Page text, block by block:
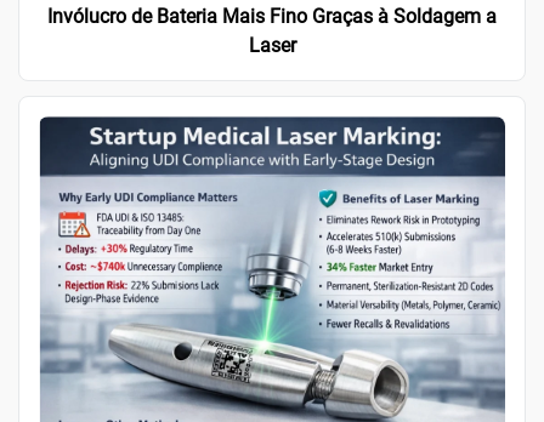
Invólucro de Bateria Mais Fino Graças à Soldagem a
Laser